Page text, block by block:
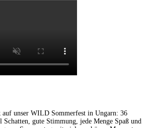
unser WILD Sommerfest in Ungarn: 36
gute Stimmung, jede Menge Spaß und